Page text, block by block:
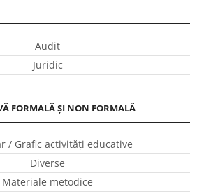
Audit
Juridic
FORMALĂ ȘI NON FORMALĂ
/ Grafic activităţi educative
Diverse
Materiale metodice